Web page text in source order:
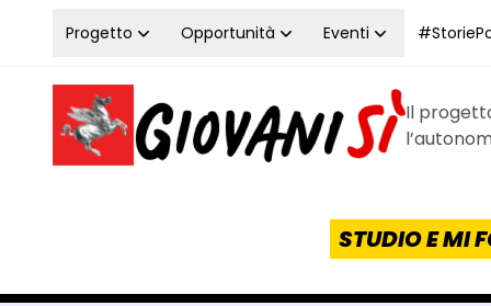
Vai al contenuto
Progetto Opportunità Eventi
Homepage Giovanisì - Progetto della Regione
Il
STUDIO E MI